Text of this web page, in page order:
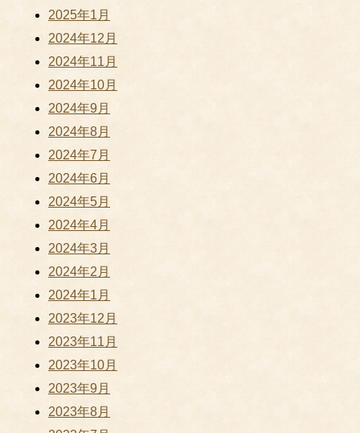
2025年1月
2024年12月
2024年11月
2024年10月
2024年9月
2024年8月
2024年7月
2024年6月
2024年5月
2024年4月
2024年3月
2024年2月
2024年1月
2023年12月
2023年11月
2023年10月
2023年9月
2023年8月